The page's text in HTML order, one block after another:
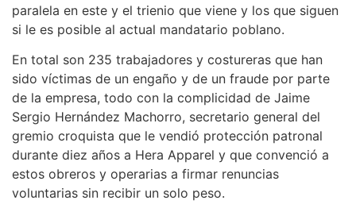
paralela en este y el trienio que viene y los que siguen
si le es posible al actual mandatario poblano.
En total son 235 trabajadores y costureras que han
sido víctimas de un engaño y de un fraude por parte
de la empresa, todo con la complicidad de Jaime
Sergio Hernández Machorro, secretario general del
gremio croquista que le vendió protección patronal
durante diez años a Hera Apparel y que convenció a
estos obreros y operarias a firmar renuncias
voluntarias sin recibir un solo peso.